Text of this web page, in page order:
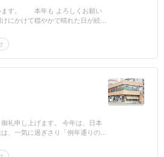
年も よろしくお願い
かけて穏やかで晴れた日が続き
礼申し上げます。 今年は、日本
、一気に過ぎさり「例年通りの冬